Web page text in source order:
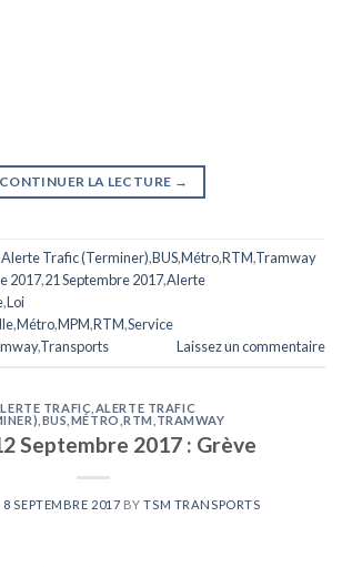
CONTINUER LA LECTURE →
Alerte Trafic (Terminer),BUS,Métro,RTM,Tramway
2017,21 Septembre 2017,Alerte
,Loi
,Métro,MPM,RTM,Service
,Transports Laissez un commentaire
TRAFIC ALERTE TRAFIC
BUS MÉTRO ,RTM TRAMWAY
Septembre 2017 : Grève
8 SEPTEMBRE 2017 BYTSM TRANSPORTS